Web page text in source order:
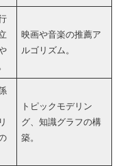
映画や音楽の推薦ア
ルゴリズム。
トピックモデリン
グ、知識グラフの構
築。